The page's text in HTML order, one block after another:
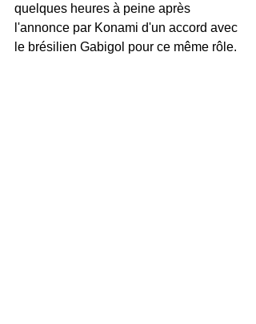
quelques heures à peine après
l'annonce par Konami d'un accord avec
le brésilien Gabigol pour ce même rôle.